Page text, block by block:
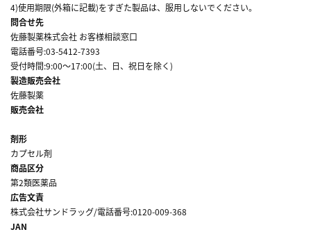
4)使用期限(外箱に記載)をすぎた製品は、服用しないでください。
問合せ先
佐藤製薬株式会社 お客様相談窓口
電話番号:03-5412-7393
受付時間:9:00～17:00(土、日、祝日を除く)
製造販売会社
佐藤製薬
販売会社
剤形
カプセル剤
商品区分
第2類医薬品
広告文責
株式会社サンドラッグ/電話番号:0120-009-368
JAN